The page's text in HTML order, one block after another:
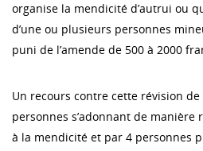
organise la mendicité d’autrui ou
d’une ou plusieurs personnes
puni de l’amende de 500 à 2000
Un recours contre cette révision
personnes s’adonnant de manière
à la mendicité et par 4 personnes